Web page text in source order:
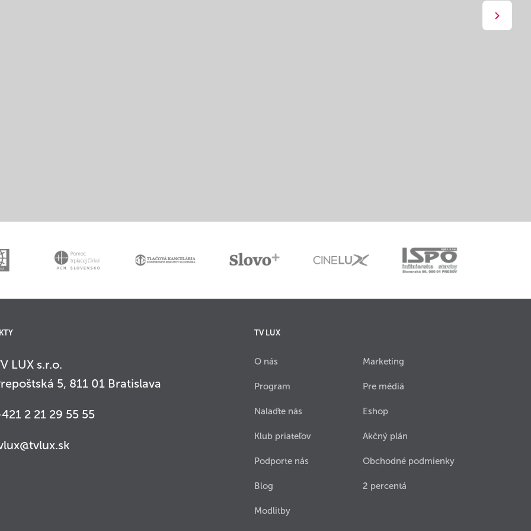
LUX s.r.o.
5, 811 01 Bratislava
2 21 29 55 55
TV LUX
O nás
Program
Nalaďte nás
Klub priateľov
Podporte nás
Blog
Modlitby
Marketing
Pre médiá
Eshop
Akčný plán
Obchodné podmienky
2 percentá